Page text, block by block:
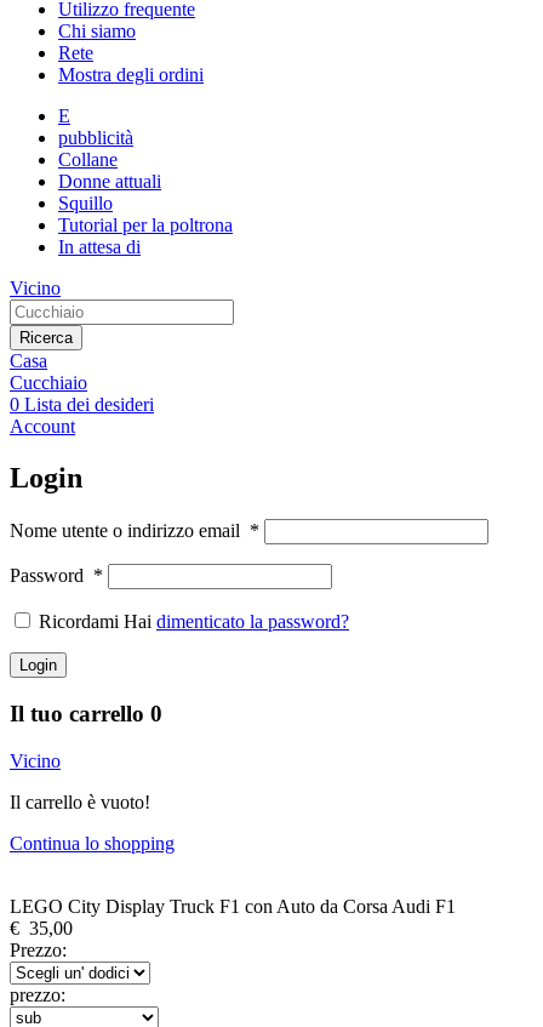
Utilizzo frequente
Chi siamo
Rete
Mostra degli ordini
E
pubblicità
Collane
Donne attuali
Squillo
Tutorial per la poltrona
In attesa di
Vicino
Ricerca
Casa
Cucchiaio
0 Lista dei desideri
Account
Login
Nome utente o indirizzo email *
Password *
Ricordami Hai dimenticato la password?
Login
Il tuo carrello 0
Vicino
Il carrello è vuoto!
Continua lo shopping
LEGO City Display Truck F1 con Auto da Corsa Audi F1
€ 35,00
Prezzo:
prezzo: